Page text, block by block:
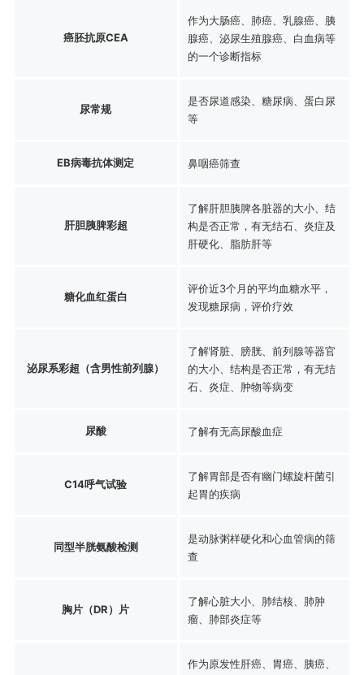
癌胚抗原CEA
作为大肠癌、肺癌、乳腺癌、胰
腺癌、泌尿生殖腺癌、白血病等
的一个诊断指标
尿常规
是否尿道感染、糖尿病、蛋白尿
等
EB病毒抗体测定 鼻咽癌筛查
肝胆胰脾彩超
了解肝胆胰脾各脏器的大小、结
构是否正常，有无结石、炎症及
肝硬化、脂肪肝等
糖化血红蛋白
评价近3个月的平均血糖水平，
发现糖尿病，评价疗效
泌尿系彩超（含男性前列腺）
了解肾脏、膀胱、前列腺等器官
的大小、结构是否正常，有无结
石、炎症、肿物等病变
尿酸 了解有无高尿酸血症
C14呼气试验
了解胃部是否有幽门螺旋杆菌引
起胃的疾病
同型半胱氨酸检测
是动脉粥样硬化和心血管病的筛
查
胸片（DR）片
了解心脏大小、肺结核、肺肿
瘤、肺部炎症等
作为原发性肝癌、胃癌、胰癌、